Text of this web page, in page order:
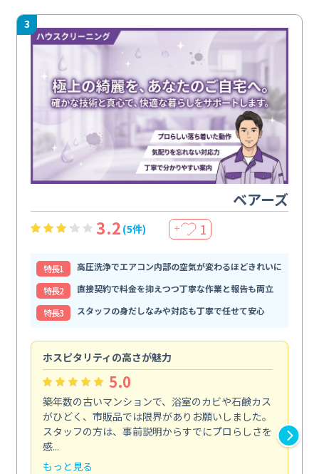
3
ベアーズ
3.2 (5件) ＋ 1
特⻑1
高圧洗浄でエアコン内部の空気が変わるほどきれいに
特⻑2
直接契約で料金を抑えつつ丁寧な作業と報告も両立
特⻑3
スタッフの身だしなみや対応も丁寧で任せて安心
ホスピタリティの高さが魅力
5.0
築年数の古いマンションで、浴室のカビや石鹸カス
がひどく、市販品では限界がありお願いしました。
スタッフの方は、事前説明からすでにプロらしさを
感...
もっと見る